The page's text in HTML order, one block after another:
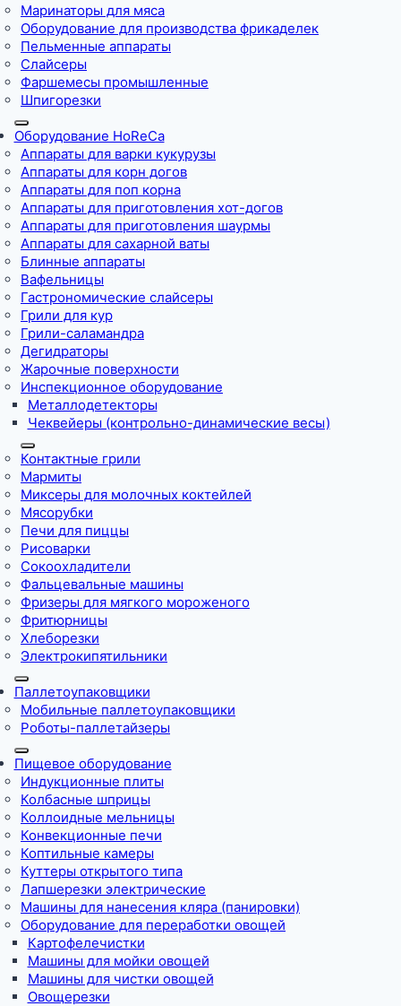
Маринаторы для мяса
Оборудование для производства фрикаделек
Пельменные аппараты
Слайсеры
Фаршемесы промышленные
Шпигорезки
Оборудование HoReCa
Аппараты для варки кукурузы
Аппараты для корн догов
Аппараты для поп корна
Аппараты для приготовления хот-догов
Аппараты для приготовления шаурмы
Аппараты для сахарной ваты
Блинные аппараты
Вафельницы
Гастрономические слайсеры
Грили для кур
Грили-саламандра
Дегидраторы
Жарочные поверхности
Инспекционное оборудование
Металлодетекторы
Чеквейеры (контрольно-динамические весы)
Контактные грили
Мармиты
Миксеры для молочных коктейлей
Мясорубки
Печи для пиццы
Рисоварки
Сокоохладители
Фальцевальные машины
Фризеры для мягкого мороженого
Фритюрницы
Хлеборезки
Электрокипятильники
Паллетоупаковщики
Мобильные паллетоупаковщики
Роботы-паллетайзеры
Пищевое оборудование
Индукционные плиты
Колбасные шприцы
Коллоидные мельницы
Конвекционные печи
Коптильные камеры
Куттеры открытого типа
Лапшерезки электрические
Машины для нанесения кляра (панировки)
Оборудование для переработки овощей
Картофелечистки
Машины для мойки овощей
Машины для чистки овощей
Овощерезки